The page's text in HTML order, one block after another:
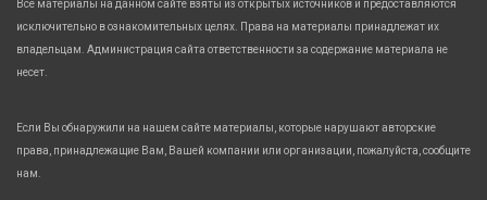
Все материалы на данном сайте взяты из открытых источников и предоставляются
исключительно в ознакомительных целях. Права на материалы принадлежат их
владельцам. Администрация сайта ответственности за содержание материала не
несет.
Если Вы обнаружили на нашем сайте материалы, которые нарушают авторские
права, принадлежащие Вам, Вашей компании или организации, пожалуйста, сообщите
нам.